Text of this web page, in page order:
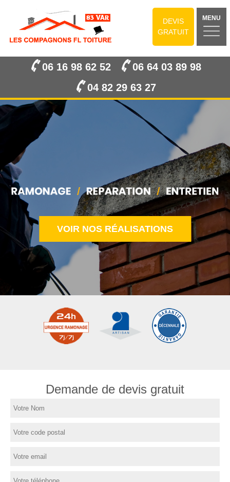
DEVIS
GRATUIT
MENU
06 16 98 62 52
06 64 03 89 98
04 82 29 63 27
VOIR NOS RÉALISATIONS
Demande de devis gratuit